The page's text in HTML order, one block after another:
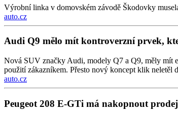
Výrobní linka v domovském závodě Škodovky
auto.cz
Audi Q9 mělo mít kontroverzní prvek,
Nová SUV značky Audi, modely Q7 a Q9, měly mít
použití zákazníkem. Přesto nový koncept klik neletěl
auto.cz
Peugeot 208 E-GTi má nakopnout